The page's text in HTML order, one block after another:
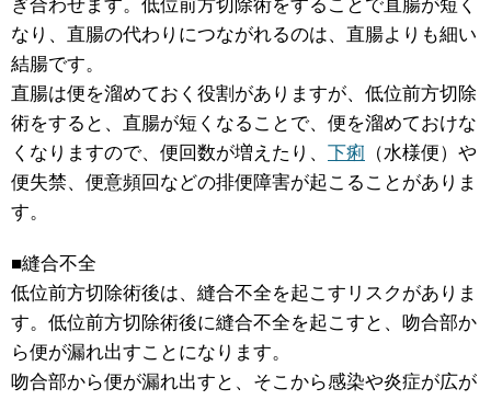
ぎ合わせます。低位前方切除術をすることで直腸が短く
なり、直腸の代わりにつながれるのは、直腸よりも細い
結腸です。
直腸は便を溜めておく役割がありますが、低位前方切除
術をすると、直腸が短くなることで、便を溜めておけな
くなりますので、便回数が増えたり、 下痢 （水様便）や
便失禁、便意頻回などの排便障害が起こることがありま
す。
■縫合不全
低位前方切除術後は、縫合不全を起こすリスクがありま
す。低位前方切除術後に縫合不全を起こすと、吻合部か
ら便が漏れ出すことになります。
吻合部から便が漏れ出すと、そこから感染や炎症が広が